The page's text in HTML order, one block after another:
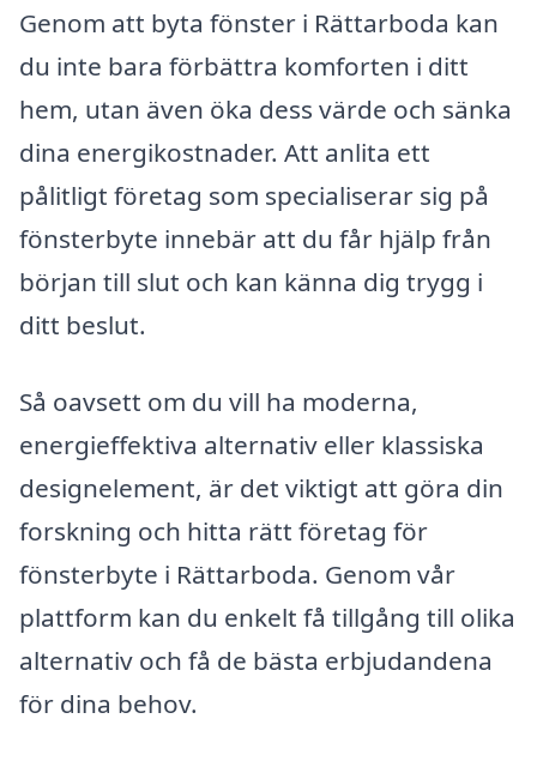
Genom att byta fönster i Rättarboda kan
du inte bara förbättra komforten i ditt
hem, utan även öka dess värde och sänka
dina energikostnader. Att anlita ett
pålitligt företag som specialiserar sig på
fönsterbyte innebär att du får hjälp från
början till slut och kan känna dig trygg i
ditt beslut.
Så oavsett om du vill ha moderna,
energieffektiva alternativ eller klassiska
designelement, är det viktigt att göra din
forskning och hitta rätt företag för
fönsterbyte i Rättarboda. Genom vår
plattform kan du enkelt få tillgång till olika
alternativ och få de bästa erbjudandena
för dina behov.